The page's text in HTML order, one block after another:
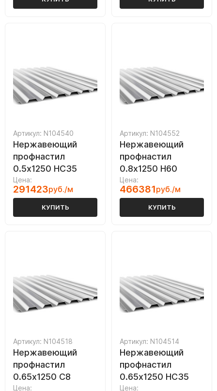
Артикул: N104540
Нержавеющий
профнастил
0.5х1250 НС35
Цена:
291423руб./м
КУПИТЬ
Артикул: N104552
Нержавеющий
профнастил
0.8х1250 Н60
Цена:
466381руб./м
КУПИТЬ
Артикул: N104518
Нержавеющий
профнастил
0.65х1250 С8
Цена:
Артикул: N104514
Нержавеющий
профнастил
0.65х1250 НС35
Цена: